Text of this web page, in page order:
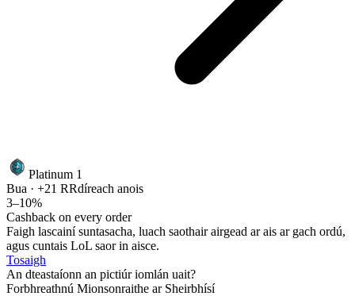
Platinum 1
Bua · +21 RRdíreach anois
3–10%
Cashback on every order
Faigh lascainí suntasacha, luach saothair airgead ar ais ar gach ordú,
agus cuntais LoL saor in aisce.
Tosaigh
An dteastaíonn an pictiúr iomlán uait?
Forbhreathnú Mionsonraithe ar Sheirbhísí